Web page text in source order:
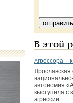
В этой
Агрессора –
Ярославская
автономия
выступила с
агрессии